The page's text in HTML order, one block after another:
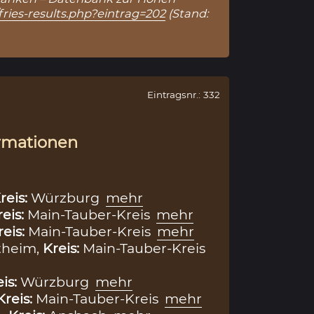
results.php?eintrag=202(Stand:
Eintragsnr.: 332
Würzburg mehr
Main-Tauber-Kreis mehr
Main-Tauber-Kreis mehr
Kreis: Main-Tauber-Kreis
Würzburg mehr
Main-Tauber-Kreis mehr